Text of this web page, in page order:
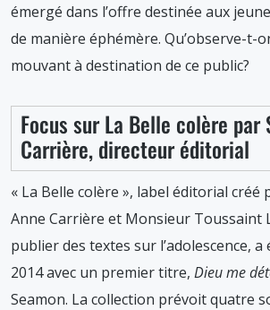
émergé dans l’offre destinée aux
de manière éphémère. Qu’observe-t-
mouvant à destination de ce public?
Focus sur La Belle colère par
Carrière, directeur éditorial
« La Belle colère », label éditorial créé
Anne Carrière et Monsieur
publier des textes sur l’adolescence, a
2014 avec un premier titre, Dieu me
Seamon. La collection prévoit quatre